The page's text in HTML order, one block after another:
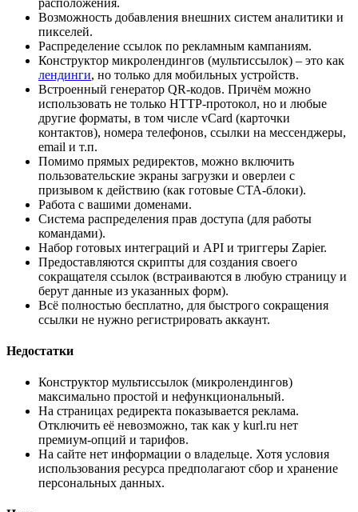
Возможность добавления внешних систем аналитики и
пикселей.
Распределение ссылок по рекламным кампаниям.
Конструктор микролендингов (мультиссылок) – это как
лендинги, но только для мобильных устройств.
Встроенный генератор QR-кодов. Причём можно
использовать не только HTTP-протокол, но и любые
другие форматы, в том числе vCard (карточки
контактов), номера телефонов, ссылки на мессенджеры,
email и т.п.
Помимо прямых редиректов, можно включить
пользовательские экраны загрузки и оверлеи с
призывом к действию (как готовые CTA-блоки).
Работа с вашими доменами.
Система распределения прав доступа (для работы
командами).
Набор готовых интеграций и API и триггеры Zapier.
Предоставляются скрипты для создания своего
сокращателя ссылок (встраиваются в любую страницу и
берут данные из указанных форм).
Всё полностью бесплатно, для быстрого сокращения
ссылки не нужно регистрировать аккаунт.
Недостатки
Конструктор мультиссылок (микролендингов)
максимально простой и нефункциональный.
На страницах редиректа показывается реклама.
Отключить её невозможно, так как у kurl.ru нет
премиум-опций и тарифов.
На сайте нет информации о владельце. Хотя условия
использования ресурса предполагают сбор и хранение
персональных данных.